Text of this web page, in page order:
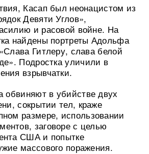
Касап был неонацистом из
Девяти Углов»,
и расовой войне. На
найдены портреты Адольфа
Гитлеру, слава белой
Подростка уличили в
взрывчатки.
обвиняют в убийстве двух
сокрытии тел, краже
размере, использовании
заговоре с целью
США и попытке
массового поражения.